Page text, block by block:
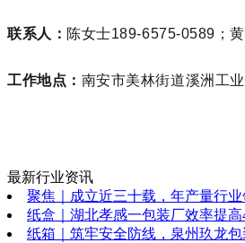
联系人： 陈女士189-6575-0589；
工作地点： 南安市美林街道溪洲工
最新行业资讯
聚焦｜成立近三十载，年产量行
纸盒｜湖北孝感一包装厂效率提高
纸箱｜筑牢安全防线，泉州玖龙